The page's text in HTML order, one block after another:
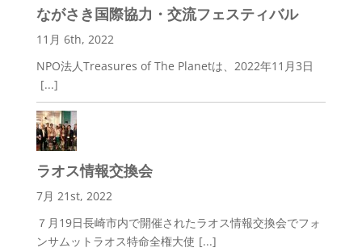
ながさき国際協力・交流フェスティバル
11月 6th, 2022
NPO法人Treasures of The Planetは、2022年11月3日
[...]
ラオス情報交換会
7月 21st, 2022
７月19日長崎市内で開催されたラオス情報交換会でフォ
ンサムットラオス特命全権大使 [...]